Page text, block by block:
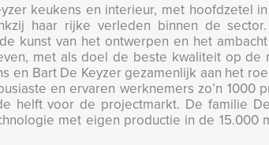
keukens en interieur, met hoofdzetel
haar rijke verleden binnen de
kunst van het ontwerpen en het
met als doel de beste kwaliteit op de
en Bart De Keyzer gezamenlijk aan het
en ervaren werknemers zo’n 1000
helft voor de projectmarkt. De familie
met eigen productie in de 15.000